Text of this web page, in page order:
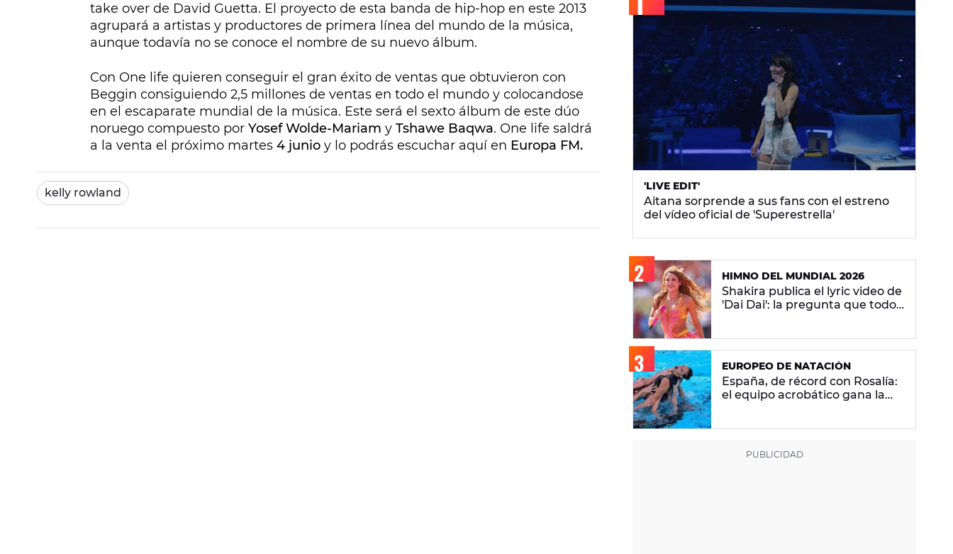
take over de David Guetta. El proyecto de esta banda de hip-hop en este 2013
agrupará a artistas y productores de primera línea del mundo de la música,
aunque todavía no se conoce el nombre de su nuevo álbum.
Con One life quieren conseguir el gran éxito de ventas que obtuvieron con
Beggin consiguiendo 2,5 millones de ventas en todo el mundo y colocandose
en el escaparate mundial de la música. Este será el sexto álbum de este dúo
noruego compuesto por Yosef Wolde-Mariam y Tshawe Baqwa. One life saldrá
a la venta el próximo martes 4 junio y lo podrás escuchar aquí en Europa FM.
kelly rowland 'LIVE EDIT'
Aitana sorprende a sus fans con el estreno
del vídeo oficial de 'Superestrella'
HIMNO DEL MUNDIAL 2026
Shakira publica el lyric video de
'Dai Dai': la pregunta que todos
EUROPEO DE NATACIÓN
España, de récord con Rosalía:
el equipo acrobático gana la